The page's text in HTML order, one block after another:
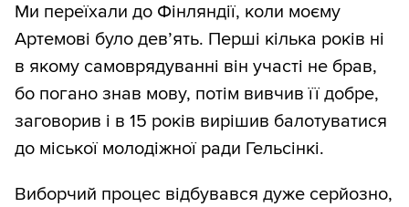
Ми переїхали до Фінляндії, коли моєму
Артемові було девʼять. Перші кілька років ні
в якому самоврядуванні він участі не брав,
бо погано знав мову, потім вивчив її добре,
заговорив і в 15 років вирішив балотуватися
до міської молодіжної ради Гельсінкі.
Виборчий процес відбувався дуже серйозно,